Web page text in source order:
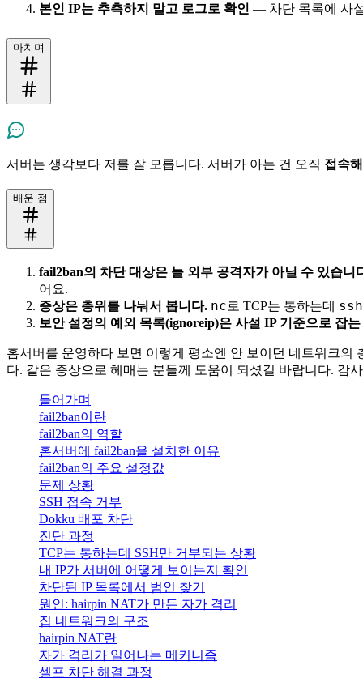
본인 IP는 추측하지 말고 로그로 확인 — 차단 목록에 사
마치며
서버는 생각보다 저를 잘 모릅니다. 서버가 아는 건 오직 접속
배운 점
fail2ban의 차단 대상은 늘 외부 공격자가 아닐 수 있습니
어요.
증상은 층위를 나눠서 봅니다. nc로 TCP는 통하는데 ssh
보안 설정의 예외 목록(ignoreip)은 사설 IP 기준으로 잡
홈서버를 운영하다 보면 이렇게 평소엔 안 보이던 네트워크의
다. 같은 증상으로 헤매는 분들께 도움이 되셨길 바랍니다. 감
들어가며
fail2ban이란
fail2ban의 역할
홈서버에 fail2ban을 설치한 이유
fail2ban의 주요 설정값
문제 상황
SSH 접속 거부
Dokku 배포 차단
진단 과정
TCP는 통하는데 SSH만 거부되는 상황
내 IP가 서버에 어떻게 보이는지 확인
차단된 IP 목록에서 범인 찾기
원인: hairpin NAT가 만든 자가 격리
집 네트워크의 구조
hairpin NAT란
자가 격리가 일어나는 메커니즘
셀프 차단 해결 과정